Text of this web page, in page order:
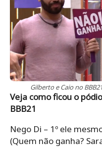
Gilberto e Caio no
Veja como ficou o
BBB21
Nego Di – 1º ele
(Quem não ganha?